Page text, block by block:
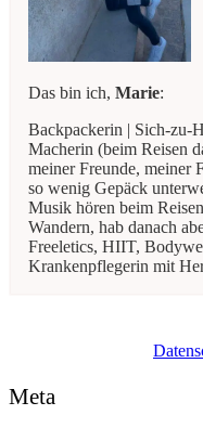
Das bin ich, Marie:
Backpackerin | Sich-zu-
Macherin (beim Reisen
meiner Freunde, meiner
so wenig Gepäck
Musik hören beim
Wandern, hab danach
Freeletics, HIIT,
Krankenpflegerin mit
Meta